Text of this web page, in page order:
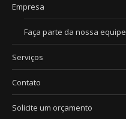
Empresa
Faça parte da nossa equipe
Serviços
Contato
Solicite um orçamento